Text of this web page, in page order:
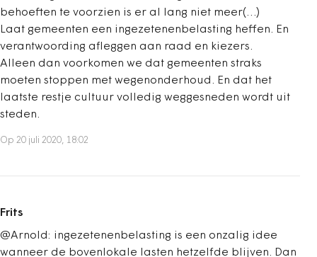
behoeften te voorzien is er al lang niet meer(…)
Laat gemeenten een ingezetenenbelasting heffen. En
verantwoording afleggen aan raad en kiezers.
Alleen dan voorkomen we dat gemeenten straks
moeten stoppen met wegenonderhoud. En dat het
laatste restje cultuur volledig weggesneden wordt uit
steden.
Op 20 juli 2020, 18:02
Frits
@Arnold: ingezetenenbelasting is een onzalig idee
wanneer de bovenlokale lasten hetzelfde blijven. Dan